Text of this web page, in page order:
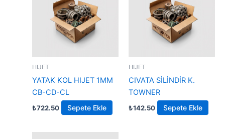
HIJET
YATAK KOL HIJET 1MM
CB-CD-CL
₺722.50 Sepete Ekle
HIJET
CIVATA SİLİNDİR K.
TOWNER
₺142.50 Sepete Ekle